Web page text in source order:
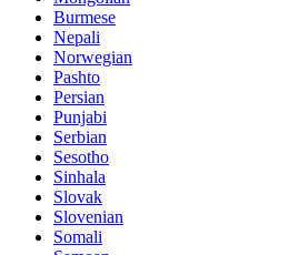
Burmese
Nepali
Norwegian
Pashto
Persian
Punjabi
Serbian
Sesotho
Sinhala
Slovak
Slovenian
Somali